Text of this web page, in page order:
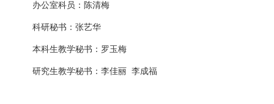
办公室科员：陈清梅
科研秘书：张艺华
本科生教学秘书：罗玉梅
研究生教学秘书：李佳丽 李成福